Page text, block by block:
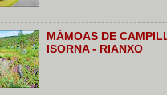
MÁMOAS DE
ISORNA - RIANXO